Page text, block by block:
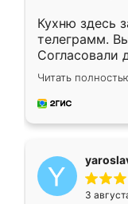
Кухню здесь
телеграмм.
Согласовали
недели кухня
довольны
мебель за
Читать
3